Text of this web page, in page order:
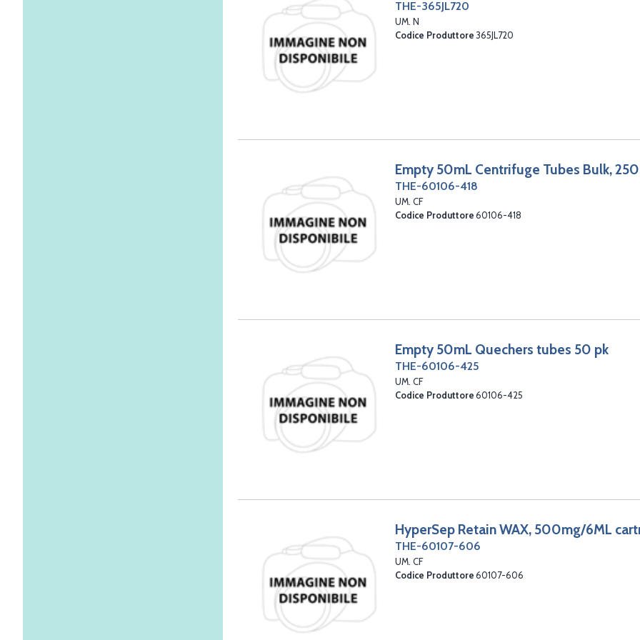
THE-365JL720
UM. N
Codice Produttore 365JL720
Empty 50mL Centrifuge Tubes Bulk,
THE-60106-418
UM. CF
Codice Produttore 60106-418
Empty 50mL Quechers tubes 50 pk
THE-60106-425
UM. CF
Codice Produttore 60106-425
HyperSep Retain WAX, 500mg/6ML
THE-60107-606
UM. CF
Codice Produttore 60107-606